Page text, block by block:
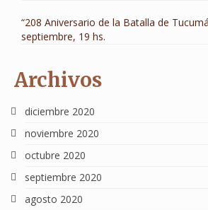
“208 Aniversario de la Batalla de
septiembre, 19 hs.
Archivos
diciembre 2020
noviembre 2020
octubre 2020
septiembre 2020
agosto 2020